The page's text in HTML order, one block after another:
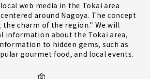
web media in the Tokai area
around Nagoya. The concept
charm of the region." We will
information about the Tokai area,
to hidden gems, such as
gourmet food, and local events.